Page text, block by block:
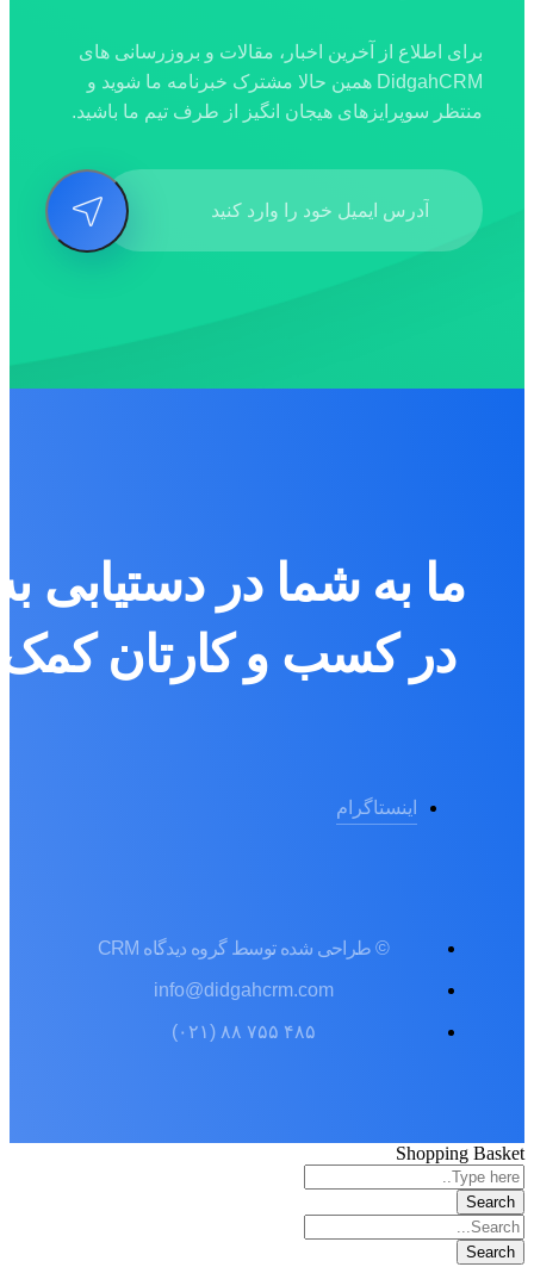
برای اطلاع از آخرین اخبار، مقالات و بروزرسانی های
DidgahCRM همین حالا مشترک خبرنامه ما شوید و
منتظر سوپرایزهای هیجان انگیز از طرف تیم ما باشید.
ما به شما در دستیابی
در کسب و کارتان
اینستاگرام
© طراحی شده توسط گروه دیدگاه CRM
info@didgahcrm.com
۴۸۵ ۷۵۵ ۸۸ (۰۲۱)
Shopping Basket